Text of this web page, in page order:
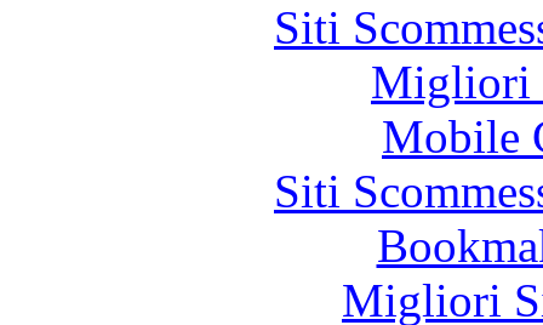
Siti
Migliori
Mobile
Siti
Migliori